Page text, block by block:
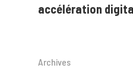
accélération
Archives